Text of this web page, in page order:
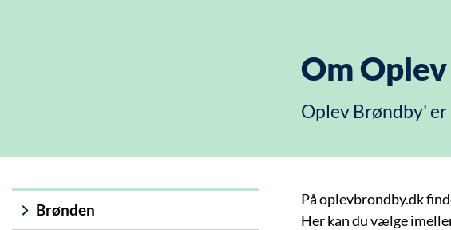
Om
Oplev Brøndby'
Brønden
På oplevbrondby.dk
Her kan du vælge